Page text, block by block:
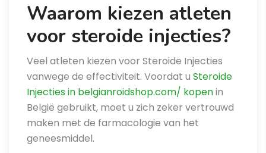
Waarom kiezen atleten
voor steroide injecties?
Veel atleten kiezen voor Steroide Injecties
vanwege de effectiviteit. Voordat u Steroide
Injecties in belgianroidshop.com/ kopenin
België gebruikt, moet u zich zeker vertrouwd
maken met de farmacologie van het
geneesmiddel.